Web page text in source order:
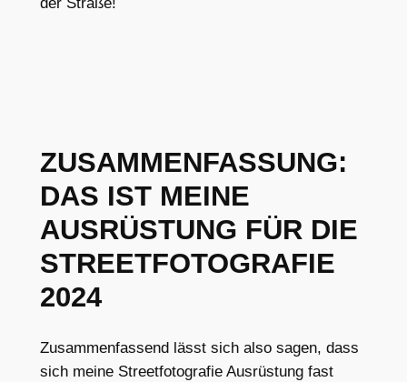
ZUSAMMENFASSUNG:
DAS IST MEINE
AUSRÜSTUNG FÜR DIE
STREETFOTOGRAFIE
2024
Zusammenfassend lässt sich also sagen, dass
sich meine Streetfotografie Ausrüstung fast